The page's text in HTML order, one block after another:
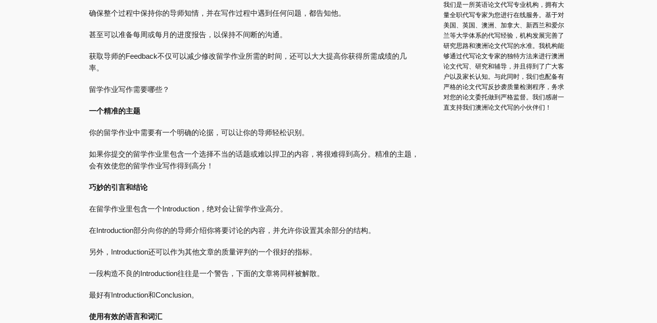
确保整个过程中保持你的导师知情，并在写作过程中遇到任何问题，都告知他。
甚至可以准备每周或每月的进度报告，以保持不间断的沟通。
获取导师的Feedback不仅可以减少修改留学作业所需的时间，还可以大大提高你获得所需成绩的几
率。
留学作业写作需要哪些？
一个精准的主题
你的留学作业中需要有一个明确的论据，可以让你的导师轻松识别。
如果你提交的留学作业里包含一个选择不当的话题或难以捍卫的内容，将很难得到高分。精准的主题，
会有效使您的留学作业写作得到高分！
巧妙的引言和结论
在留学作业里包含一个Introduction，绝对会让留学作业高分。
在Introduction部分向你的的导师介绍你将要讨论的内容，并允许你设置其余部分的结构。
另外，Introduction还可以作为其他文章的质量评判的一个很好的指标。
一段构造不良的Introduction往往是一个警告，下面的文章将同样被解散。
最好有Introduction和Conclusion。
使用有效的语言和词汇
我们是一所英语论文代写专业机构，拥有大
量全职代写专家为您进行在线服务。基于对
美国、英国、澳洲、加拿大、新西兰和爱尔
兰等大学体系的代写经验，机构发展完善了
研究思路和澳洲论文代写的水准。我机构能
够通过代写论文专家的独特方法来进行澳洲
论文代写、研究和辅导，并且得到了广大客
户以及家长认知。与此同时，我们也配备有
严格的论文代写反抄袭质量检测程序，务求
对您的论文委托做到严格监督。我们感谢一
直支持我们澳洲论文代写的小伙伴们！